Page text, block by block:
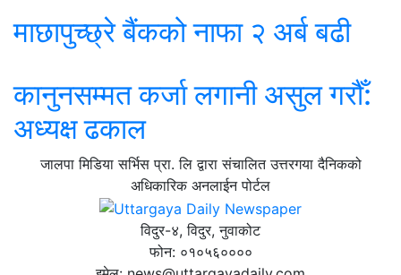
माछापुच्छ्रे बैंकको नाफा २ अर्ब बढी
कानुनसम्मत कर्जा लगानी असुल गरौँ:
अध्यक्ष ढकाल
जालपा मिडिया सर्भिस प्रा. लि द्वारा संचालित उत्तरगया दैनिकको
अधिकारिक अनलाईन पोर्टल
विदुर-४, विदुर, नुवाकोट
फोन: ०१०५६००००